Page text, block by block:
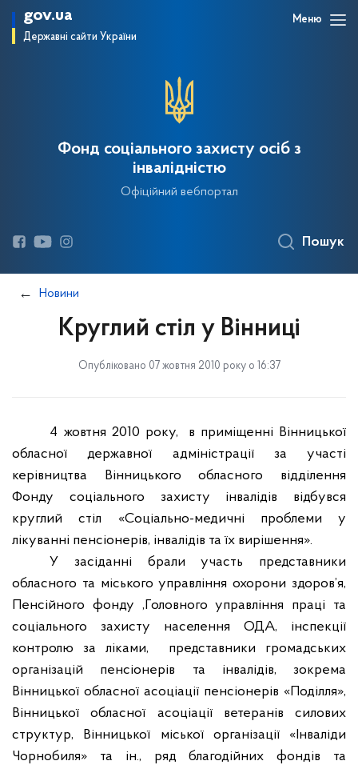
gov.ua
Державні сайти України
Меню
Фонд соціального захисту осіб з
інвалідністю
Офіційний вебпортал
Пошук
Новини
Круглий стіл у Вінниці
Опубліковано 07 жовтня 2010 року о 16:37
4 жовтня 2010 року, в приміщенні Вінницької
обласної державної адміністрації за участі
керівництва Вінницького обласного відділення
Фонду соціального захисту інвалідів відбувся
круглий стіл «Соціально-медичні проблеми у
лікуванні пенсіонерів, інвалідів та їх вирішення».
У засіданні брали участь представники
обласного та міського управління охорони здоров’я,
Пенсійного фонду ,Головного управління праці та
соціального захисту населення ОДА, інспекції
контролю за ліками,
представники громадських
організацій пенсіонерів та інвалідів, зокрема
Вінницької обласної асоціації пенсіонерів «Поділля»,
Вінницької обласної асоціації ветеранів силових
структур, Вінницької міської організації «Інваліди
Чорнобиля» та ін., ряд благодійних фондів та